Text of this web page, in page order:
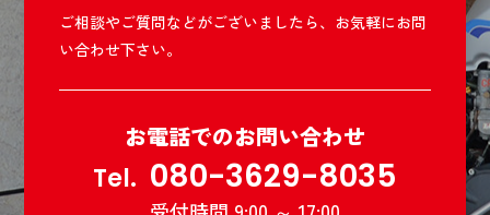
ご相談やご質問などがございましたら、お気軽にお問
い合わせ下さい。
お電話でのお問い合わせ
Tel. 080-3629-8035